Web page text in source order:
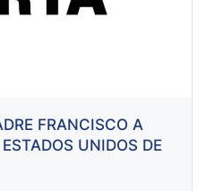
FRANCISCO A
UNIDOS DE